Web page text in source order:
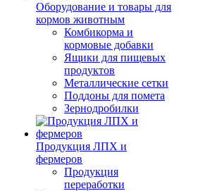
Оборудование и товары для
кормов животным
Комбикорма и
кормовые добавки
Ящики для пищевых
продуктов
Металлические сетки
Поддоны для помета
Зернодробилки
Продукция ЛПХ и
фермеров
Продукция
переработки